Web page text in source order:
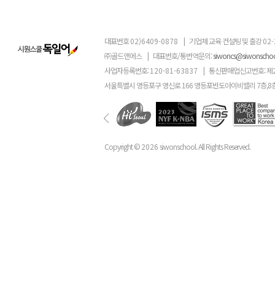
대표번호02)6409-0878 | 기업체 교육 컨설팅 및 출강
㈜골드앤에스 | 대표번호/통번역문의:
사업자등록번호:120-81-63837 | 통신판매업신고번호: 제
서울특별시 영등포구 영신로 166 영등포반도아이비밸리 7층,8
Copyright ©2026 siwonschool. All Rights Reserved.